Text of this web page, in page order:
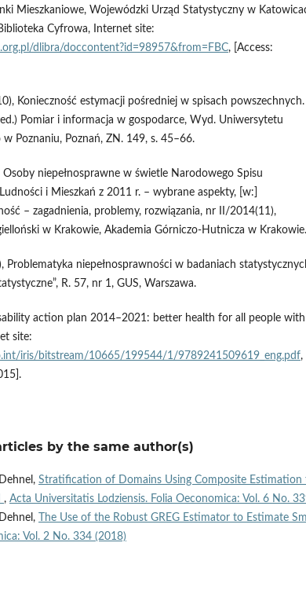
Mieszkaniowe, Wojewódzki Urząd Statystyczny w
Cyfrowa, Internet site:
dlibra/doccontent?id=98957&from=FBC, [Access:
Konieczność estymacji pośredniej w spisach powszechnych.
Pomiar i informacja w gospodarce, Wyd. Uniwersytetu
w Poznaniu, Poznań, ZN. 149, s. 45–66.
Osoby niepełnosprawne w świetle Narodowego Spisu
i Mieszkań z 2011 r. – wybrane aspekty, [w:]
– zagadnienia, problemy, rozwiązania, nr II/2014(11),
w Krakowie, Akademia Górniczo-Hutnicza w Krakowie.
Problematyka niepełnosprawności w badaniach
R. 57, nr 1, GUS, Warszawa.
action plan 2014–2021: better health for all people with
site:
iris/bitstream/10665/199544/1/9789241509619_eng.pdf,
by the same author(s)
Stratification of Domains Using Composite Estimation
, Acta Universitatis Lodziensis. Folia Oeconomica: Vol. 6 No.
The Use of the Robust GREG Estimator to Estimate
Vol. 2 No. 334 (2018)